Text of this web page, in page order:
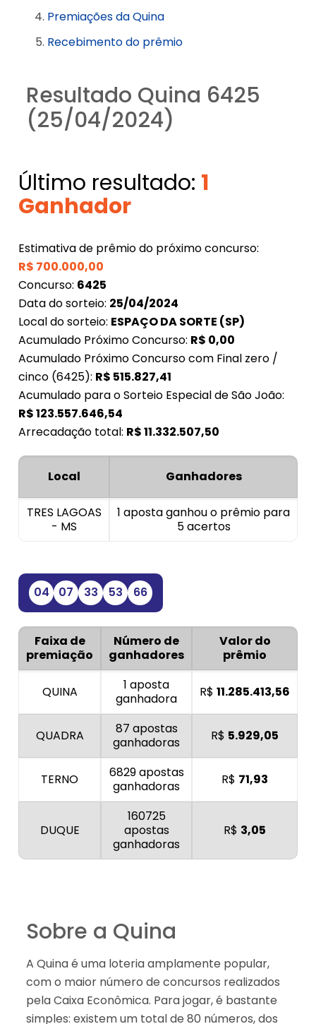
Premiações da Quina
Recebimento do prêmio
Resultado Quina 6425
(25/04/2024)
Último resultado: 1
Ganhador
Estimativa de prêmio do próximo concurso:
R$ 700.000,00
Concurso: 6425
Data do sorteio: 25/04/2024
Local do sorteio: ESPAÇO DA SORTE (SP)
Acumulado Próximo Concurso: R$ 0,00
Acumulado Próximo Concurso com Final zero /
cinco (6425): R$ 515.827,41
Acumulado para o Sorteio Especial de São João:
R$123.557.646,54
Arrecadação total: R$11.332.507,50
Local Ganhadores
TRES LAGOAS
- MS
1 aposta ganhou o prêmio para
5 acertos
04 07 33 53 66
Faixa de
premiação
Número de
ganhadores
Valor do
prêmio
QUINA
1 aposta
ganhadora
R$ 11.285.413,56
QUADRA
87 apostas
ganhadoras
R$ 5.929,05
TERNO
6829 apostas
ganhadoras
R$ 71,93
DUQUE
160725
apostas
ganhadoras
R$ 3,05
Sobre a Quina
A Quina é uma loteria amplamente popular,
com o maior número de concursos realizados
pela Caixa Econômica. Para jogar, é bastante
simples: existem um total de 80 números, dos